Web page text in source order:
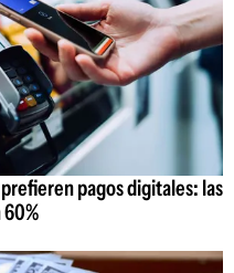
pagos digitales: las